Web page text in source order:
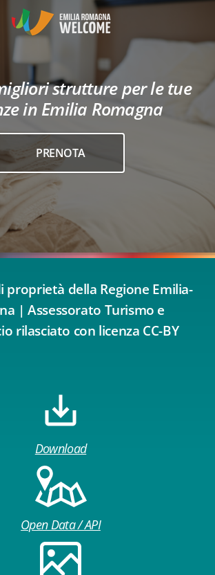
strutture per le tue
in Emilia Romagna
PRENOTA
proprietà della Regione Emilia-
| Assessorato Turismo e
rilasciato con licenza CC-BY
Download
Open Data / API